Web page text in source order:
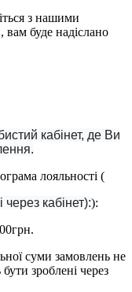
з нашими
буде надіслано
кабінет, де Ви
лояльності (
кабінет):):
суми замовлень не
зроблені через